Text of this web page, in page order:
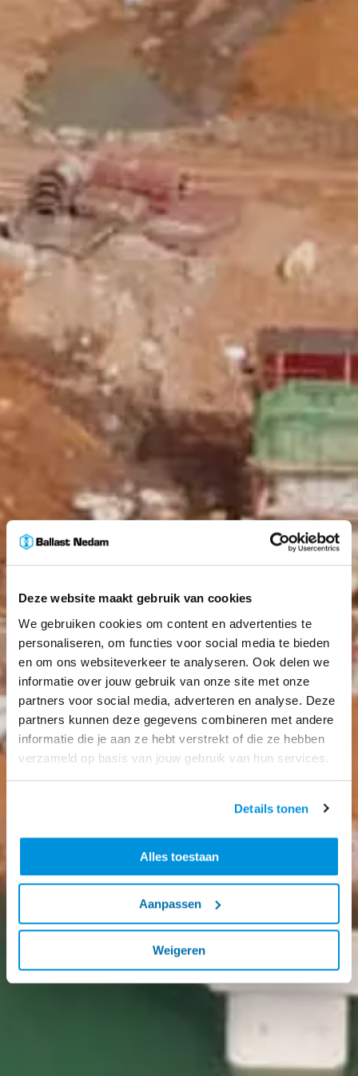
Deze website maakt gebruik van cookies
We gebruiken cookies om content en advertenties te
personaliseren, om functies voor social media te bieden
en om ons websiteverkeer te analyseren. Ook delen we
informatie over jouw gebruik van onze site met onze
partners voor social media, adverteren en analyse. Deze
partners kunnen deze gegevens combineren met andere
informatie die je aan ze hebt verstrekt of die ze hebben
verzameld op basis van jouw gebruik van hun services.
Details tonen
Alles toestaan
Aanpassen
Weigeren